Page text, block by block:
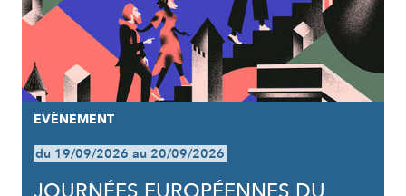
EVÈNEMENT
du 19/09/2026 au 20/09/2026